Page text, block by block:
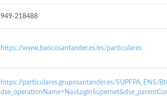
949-218488
https://www.bancosantander.es/es/particulares
https://particulares.gruposantander.es/SUPFPA_ENS/